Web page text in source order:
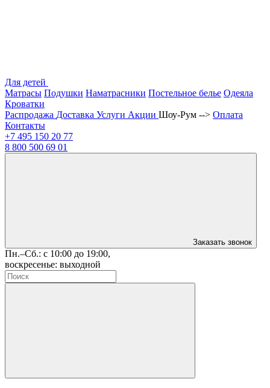
Для детей
Матрасы Подушки Наматрасники Постельное белье Одеяла
Кроватки
Распродажа Доставка Услуги Акции Шоу-Рум --> Оплата
Контакты
+7 495 150 20 77
8 800 500 69 01
Заказать звонок
Пн.–Сб.: с 10:00 до 19:00,
воскресенье: выходной